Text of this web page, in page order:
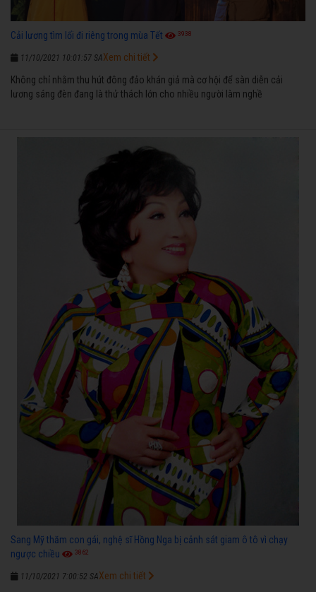
Cải lương tìm lối đi riêng trong mùa Tết 3938
11/10/2021 10:01:57 SA
Không chỉ nhằm thu hút đông đảo khán giả mà cơ hội để sàn diễn cải
lương sáng đèn đang là thử thách lớn cho nhiều người làm nghề
Xem chi tiết
Sang Mỹ thăm con gái, nghệ sĩ Hồng Nga bị cảnh sát giam ô tô vì chạy
ngược chiều
3862
11/10/2021 7:00:52 SAXem chi tiết